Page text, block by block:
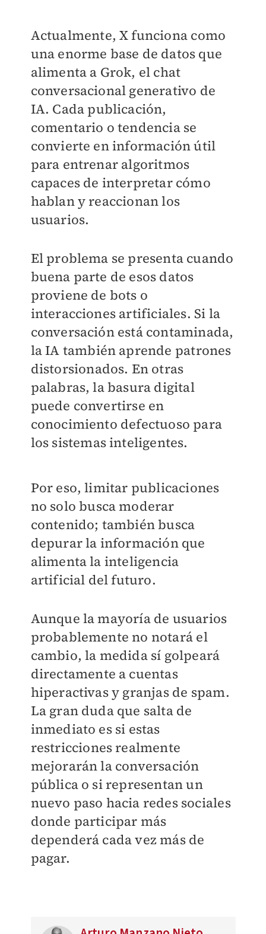
Actualmente, X funciona como
una enorme base de datos que
alimenta a Grok, el chat
conversacional generativo de
IA. Cada publicación,
comentario o tendencia se
convierte en información útil
para entrenar algoritmos
capaces de interpretar cómo
hablan y reaccionan los
usuarios.
El problema se presenta cuando
buena parte de esos datos
proviene de bots o
interacciones artificiales. Si la
conversación está contaminada,
la IA también aprende patrones
distorsionados. En otras
palabras, la basura digital
puede convertirse en
conocimiento defectuoso para
los sistemas inteligentes.
Por eso, limitar publicaciones
no solo busca moderar
contenido; también busca
depurar la información que
alimenta la inteligencia
artificial del futuro.
Aunque la mayoría de usuarios
probablemente no notará el
cambio, la medida sí golpeará
directamente a cuentas
hiperactivas y granjas de spam.
La gran duda que salta de
inmediato es si estas
restricciones realmente
mejorarán la conversación
pública o si representan un
nuevo paso hacia redes sociales
donde participar más
dependerá cada vez más de
pagar.